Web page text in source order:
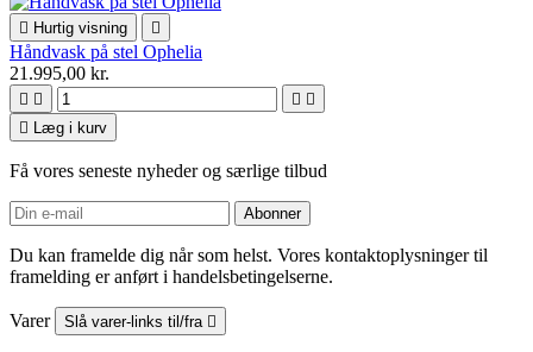
 Hurtig visning 
Håndvask på stel Ophelia
21.995,00 kr.
   
 Læg i kurv
Få vores seneste nyheder og særlige tilbud
Du kan framelde dig når som helst. Vores kontaktoplysninger til
framelding er anført i handelsbetingelserne.
Varer Slå varer-links til/fra 